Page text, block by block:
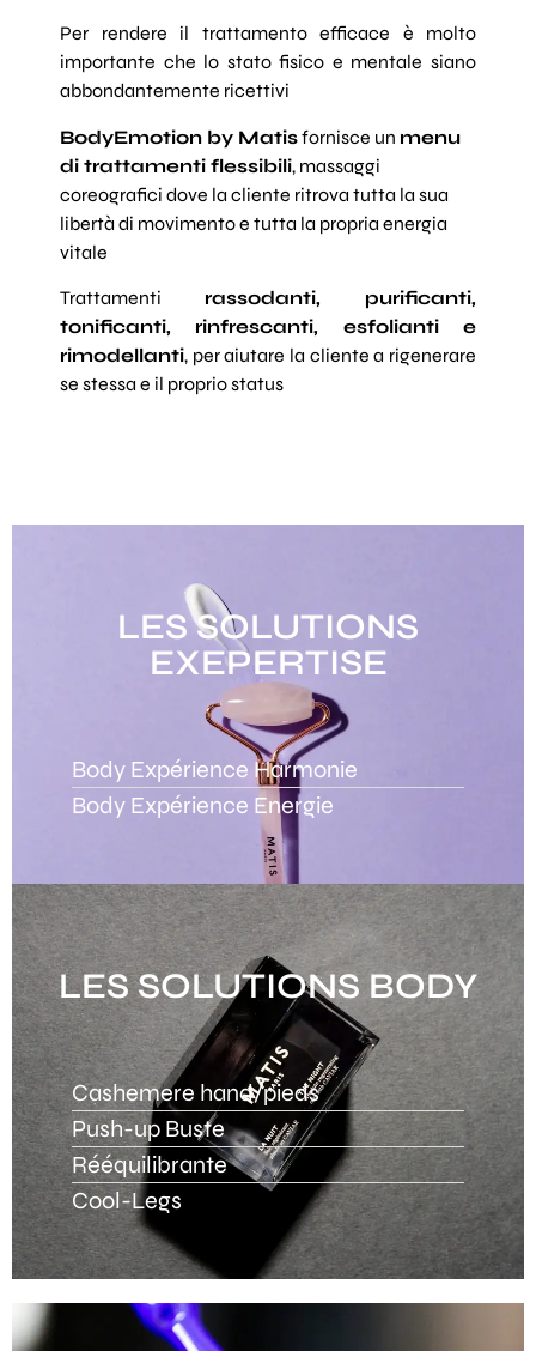
Per rendere il trattamento efficace è molto
importante che lo stato fisico e mentale siano
abbondantemente ricettivi
BodyEmotion by Matisfornisce un menu
di trattamenti flessibili, massaggi
coreografici dove la cliente ritrova tutta la sua
libertà di movimento e tutta la propria energia
vitale
Trattamenti rassodanti, purificanti,
tonificanti, rinfrescanti, esfolianti e
rimodellanti, per aiutare la cliente a rigenerare
se stessa e il proprio status
LES SOLUTIONS
EXEPERTISE
Body Expérience Harmonie
Body Expérience Energie
LES SOLUTIONS BODY
Cashemere hand/pieds
Push-up Buste
Rééquilibrante
Cool-Legs